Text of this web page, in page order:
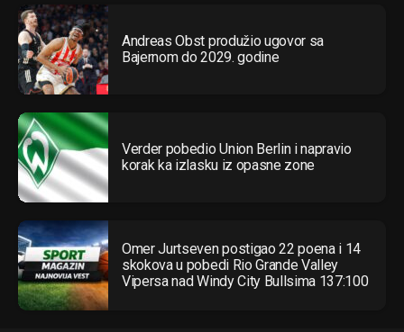
Andreas Obst produžio ugovor sa
Bajernom do 2029. godine
Verder pobedio Union Berlin i napravio
korak ka izlasku iz opasne zone
Omer Jurtseven postigao 22 poena i 14
skokova u pobedi Rio Grande Valley
Vipersa nad Windy City Bullsima 137:100